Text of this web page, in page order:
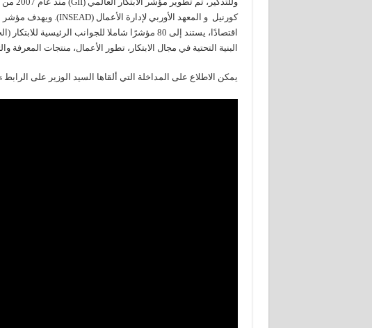
اقتصادًا، يستند إلى 80 مؤشرًا شاملا للجوانب
البنية التحتية في مجال الابتكار، تطور الأعمال، منتجات المعرفة
يمكن الاطلاع على المداخلة التي ألقاها السيد الوزير على الرابط https://youtu.be/NVu8ALH47ps￼LH47ps